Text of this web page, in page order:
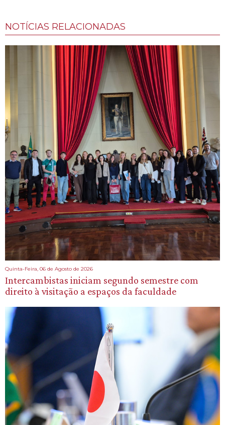
NOTÍCIAS RELACIONADAS
Quinta-Feira, 06 de Agosto de 2026
Intercambistas iniciam segundo semestre com
direito à visitação a espaços da faculdade